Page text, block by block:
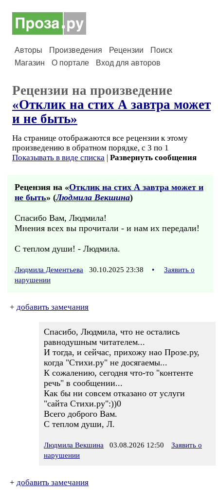
Авторы Произведения Рецензии
Поиск
Магазин
О портале Вход для авторов
Рецензии на произведение
«Отклик на стих А завтра может
и не быть»
На странице отображаются все рецензии к этому
произведению в обратном порядке, с 3 по 1
Показывать в виде списка | Развернуть сообщения
Рецензия на «Отклик на стих А завтра может и
не быть» (Людмила Векшина)
Спасибо Вам, Людмила!
Мнения всех вы прочитали - и нам их передали!
С теплом души! - Людмила.
Людмила Дементьева 30.10.2025 23:38 •
Заявить о
нарушении
+ добавить замечания
Спасибо, Людмила, что не остались
равнодушным читателем...
И тогда, и сейчас, прихожу нао Прозе.ру,
когда "Стихи.ру" не досягаемы...
К сожалению, сегодня что-то "контенте
речь" в сообщении...
Как бы ни совсем отказано от услуги
"сайта Стихи.ру":))0
Всего доброго Вам.
С теплом души, Л.
Людмила Векшина 03.08.2026 12:50
Заявить о
нарушении
+ добавить замечания